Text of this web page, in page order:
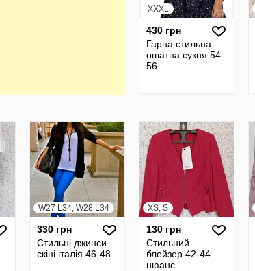
XXXL
430 грн
Гарна стильна
ошатна сукня 54-
56
W27 L34, W28 L34
330 грн
Стильні джинси
скіні італія 46-48
XS, S
130 грн
Стильний
блейзер 42-44
нюанс